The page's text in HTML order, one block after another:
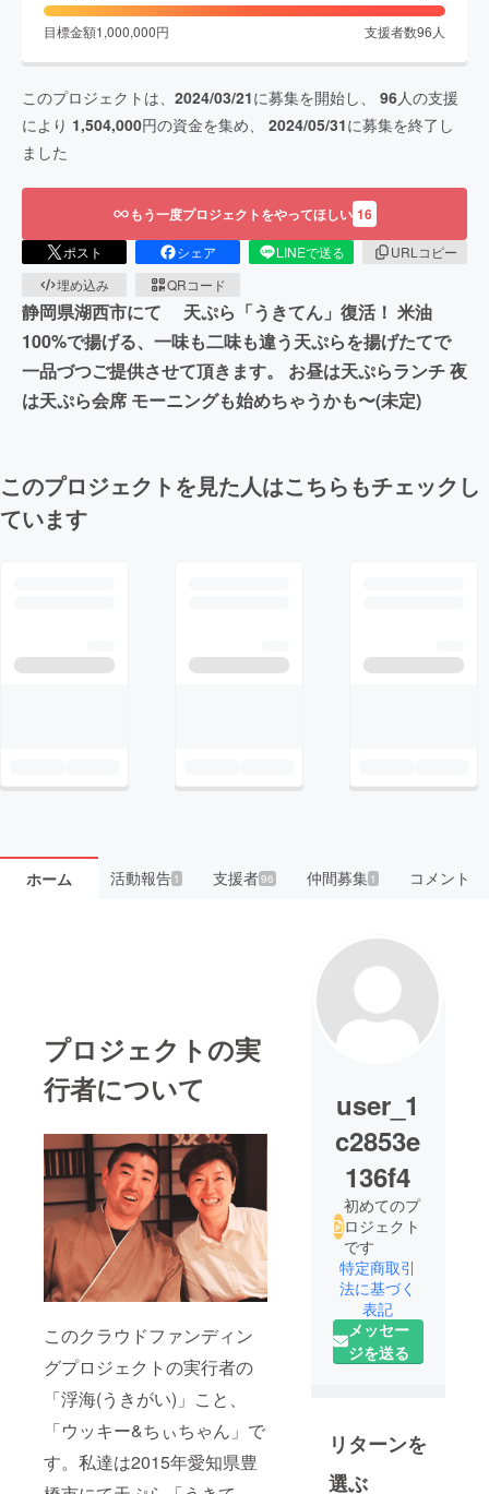
目標金額1,000,000円 支援者数96 人
このプロジェクトは、 2024/03/21に募集を開始し、 96人の支援
により 1,504,000円の資金を集め、 2024/05/31に募集を終了し
ました
もう一度プロジェクトをやってほしい 16
ポスト シェア LINEで送る
URLコピー
埋め込み
QRコード
静岡県湖西市にて 天ぷら「うきてん」復活！ 米油
100%で揚げる、一味も二味も違う天ぷらを揚げたてで
一品づつご提供させて頂きます。 お昼は天ぷらランチ 夜
は天ぷら会席 モーニングも始めちゃうかも〜(未定)
このプロジェクトを見た人はこちらもチェックし
ています
ホーム 活動報告1 支援者96 仲間募集 1 コメント
プロジェクトの実
行者について
このクラウドファンディン
グプロジェクトの実行者の
「浮海(うきがい)」こと、
「ウッキー&ちぃちゃん」で
す。私達は2015年愛知県豊
user_1
c2853e
136f4
初めてのプ
ロジェクト
です
特定商取引
法に基づく
表記
メッセー
ジを送る
リターンを
選ぶ